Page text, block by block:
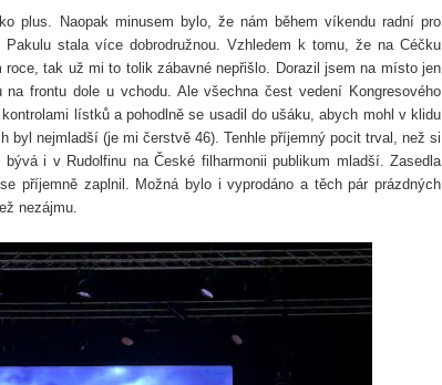
plus. Naopak minusem bylo, že nám během víkendu radní pro
stala více dobrodružnou. Vzhledem k tomu, že na Céčku
tak už mi to tolik zábavné nepřišlo. Dorazil jsem na místo jen
frontu dole u vchodu. Ale všechna čest vedení Kongresového
lístků a pohodlně se usadil do ušáku, abych mohl v klidu
byl nejmladší (je mi čerstvě 46). Tenhle příjemný pocit trval, než si
i v Rudolfinu na České filharmonii publikum mladší. Zasedla
příjemně zaplnil. Možná bylo i vyprodáno a těch pár prázdných
nezájmu.